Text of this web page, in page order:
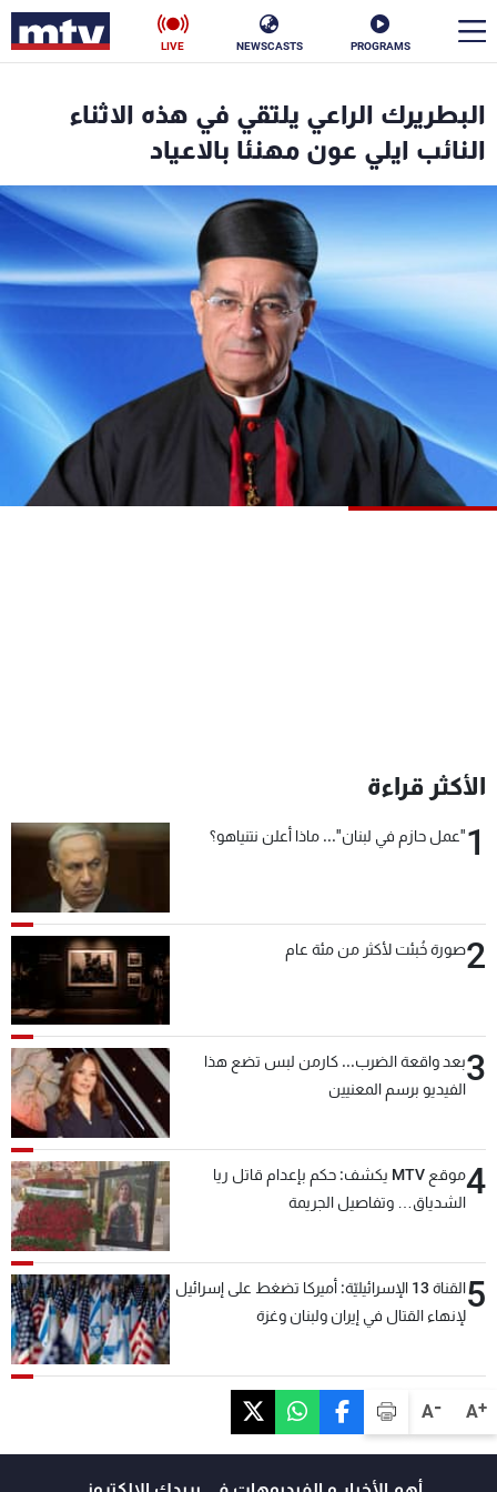
PROGRAMS
NEWSCASTS
LIVE
A+
A-
البطريرك الراعي يلتقي في هذه الاثناء
النائب ايلي عون مهنئا بالاعياد
الأكثر قراءة
1"عمل حازم في لبنان"... ماذا أعلن نتنياهو؟
2صورة خُبئت لأكثر من مئة عام
3بعد واقعة الضرب... كارمن لبس تضع هذا
الفيديو برسم المعنيين
4
موقع MTV يكشف: حكم بإعدام قاتل ريا
الشدياق… وتفاصيل الجريمة
5
القناة 13 الإسرائيليّة: أميركا تضغط على إسرائيل
لإنهاء القتال في إيران ولبنان وغزة
الأخبار
ناس
إقتصاد فن
منوعات رياضة
كأس العالم
البرامج
جدول البرامج